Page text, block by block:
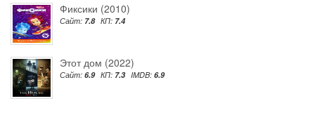
Фиксики (2010)
Сайт: 7.8 КП: 7.4
Этот дом (2022)
Сайт: 6.9 КП: 7.3 IMDB: 6.9